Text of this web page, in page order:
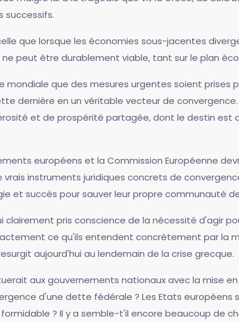
successifs.
que lorsque les économies sous-jacentes
peut être durablement viable, tant sur le plan
mondiale que des mesures urgentes soient
dernière en un véritable vecteur de convergence.
et de prospérité partagée, dont le destin est
européens et la Commission Européenne
instruments juridiques concrets de
et succès pour sauver leur propre communauté
clairement pris conscience de la nécessité d'agir
ce qu'ils entendent concrètement par la
aujourd'hui au lendemain de la crise grecque.
aux gouvernements nationaux avec la mise
d'une dette fédérale ? Les Etats
? Il y a semble-t'il encore beaucoup de